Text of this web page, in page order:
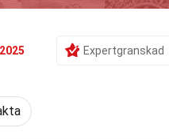
Expertgranskad